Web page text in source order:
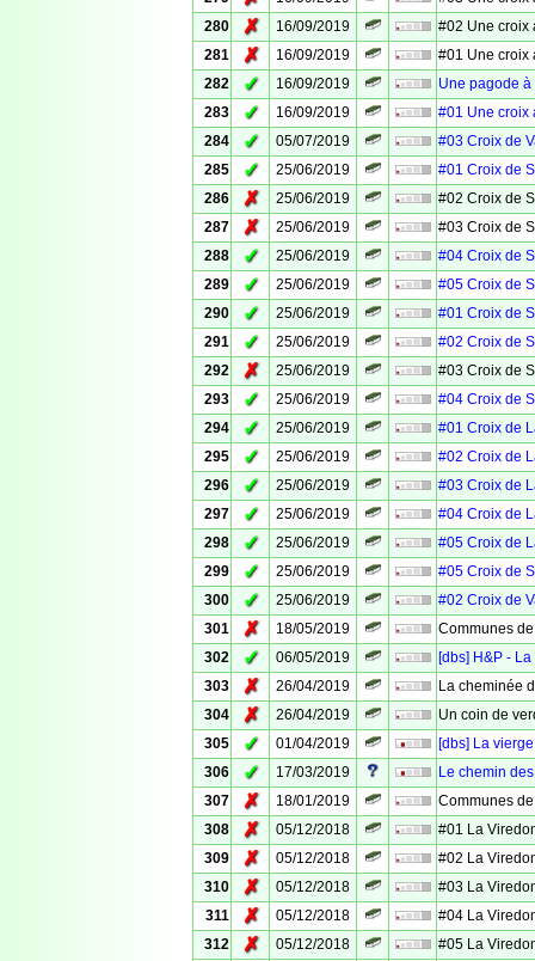
280
✗ 16/09/2019
#02 Une croix
281
✗ 16/09/2019
#01 Une croix
282
✓ 16/09/2019
Une pagode
283
✓ 16/09/2019
#01 Une croix
284
✓ 05/07/2019
#03 Croix de
285
✓ 25/06/2019
#01 Croix de
286
✗ 25/06/2019
#02 Croix de
287
✗ 25/06/2019
#03 Croix de
288
✓ 25/06/2019
#04 Croix de
289
✓ 25/06/2019
#05 Croix de
290
✓ 25/06/2019
#01 Croix de
291
✓ 25/06/2019
#02 Croix de
292
✗ 25/06/2019
#03 Croix de
293
✓ 25/06/2019
#04 Croix de
294
✓ 25/06/2019
#01 Croix de
295
✓ 25/06/2019
#02 Croix de
296
✓ 25/06/2019
#03 Croix de
297
✓ 25/06/2019
#04 Croix de
298
✓ 25/06/2019
#05 Croix de
299
✓ 25/06/2019
#05 Croix de
300
✓ 25/06/2019
#02 Croix de
301
✗ 18/05/2019
Communes
302
✓ 06/05/2019
[dbs] H&P -
303
✗ 26/04/2019
La cheminée
304
✗ 26/04/2019
Un coin de
305
✓ 01/04/2019
[dbs] La
306
✓ 17/03/2019
Le chemin
307
✗ 18/01/2019
Communes
308
✗ 05/12/2018
#01 La
309
✗ 05/12/2018
#02 La
310
✗ 05/12/2018
#03 La
311
✗ 05/12/2018
#04 La
312
✗ 05/12/2018
#05 La